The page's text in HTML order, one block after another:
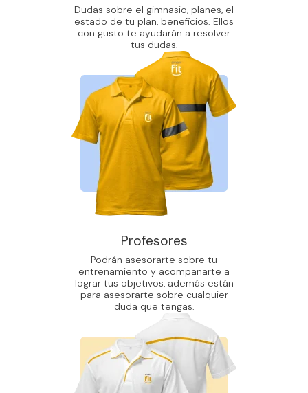
Dudas sobre el gimnasio, planes, el
estado de tu plan, beneficios. Ellos
con gusto te ayudarán a resolver
tus dudas.
Profesores
Podrán asesorarte sobre tu
entrenamiento y acompañarte a
lograr tus objetivos, además están
para asesorarte sobre cualquier
duda que tengas.